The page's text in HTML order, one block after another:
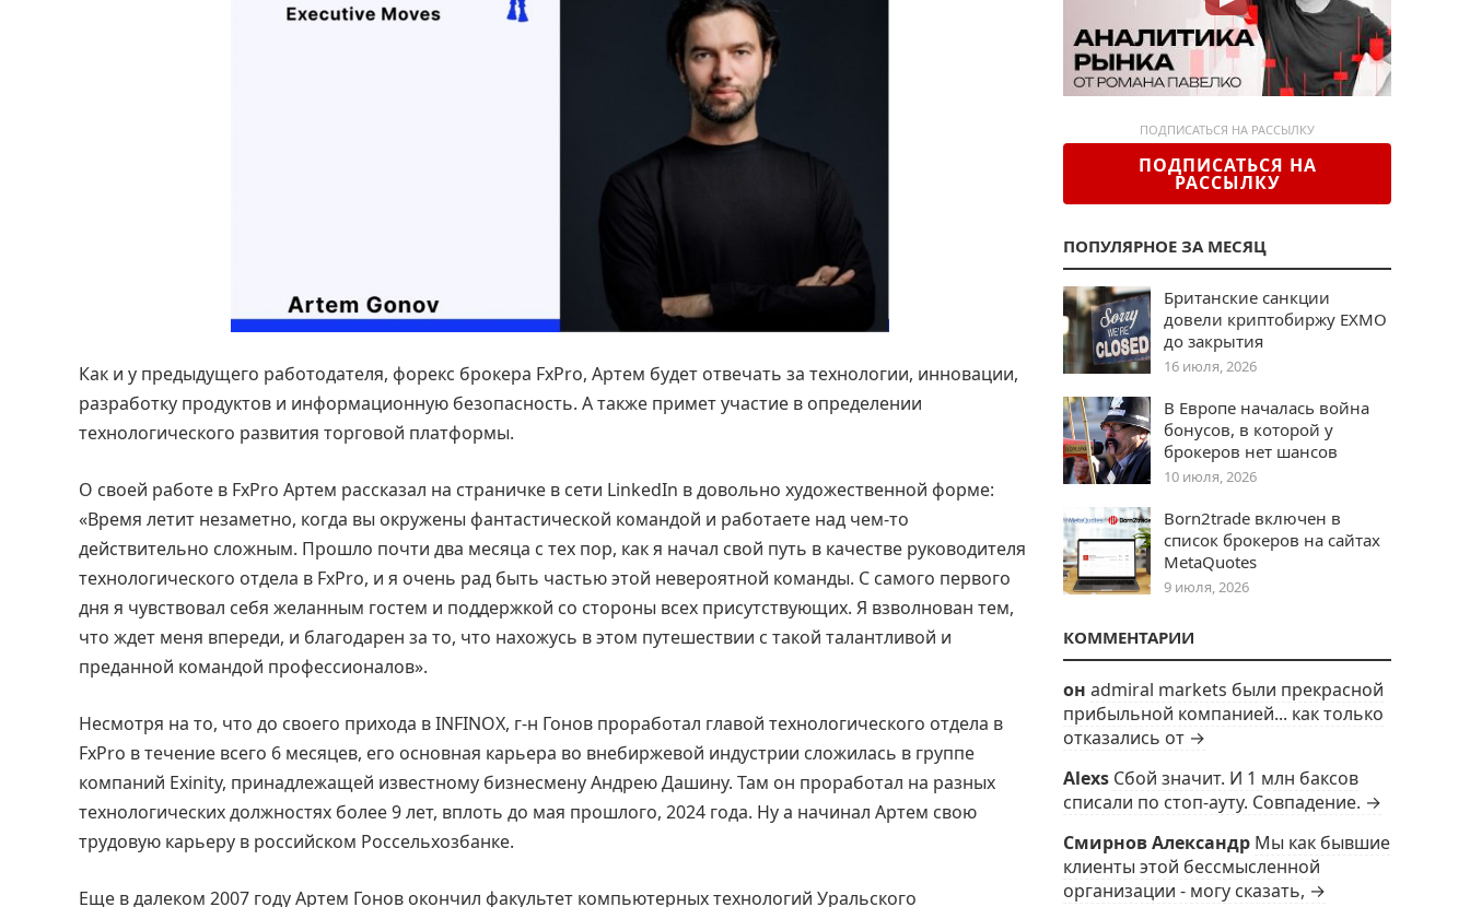
Как и у предыдущего работодателя, форекс брокера FxPro, Артем будет отвечать за технологии, инновации,
разработку продуктов и информационную безопасность. А также примет участие в определении
технологического развития торговой платформы.
О своей работе в FxPro Артем рассказал на страничке в сети LinkedIn в довольно художественной форме:
«Время летит незаметно, когда вы окружены фантастической командой и работаете над чем-то
действительно сложным. Прошло почти два месяца с тех пор, как я начал свой путь в качестве руководителя
технологического отдела в FxPro, и я очень рад быть частью этой невероятной команды. С самого первого
дня я чувствовал себя желанным гостем и поддержкой со стороны всех присутствующих. Я взволнован тем,
что ждет меня впереди, и благодарен за то, что нахожусь в этом путешествии с такой талантливой и
преданной командой профессионалов».
Несмотря на то, что до своего прихода в INFINOX, г-н Гонов проработал главой технологического отдела в
FxPro в течение всего 6 месяцев, его основная карьера во внебиржевой индустрии сложилась в группе
компаний Exinity, принадлежащей известному бизнесмену Андрею Дашину. Там он проработал на разных
технологических должностях более 9 лет, вплоть до мая прошлого, 2024 года. Ну а начинал Артем свою
трудовую карьеру в российском Россельхозбанке.
Еще в далеком 2007 году Артем Гонов окончил факультет компьютерных технологий Уральского
ПОДПИСАТЬСЯ НА РАССЫЛКУ
ПОДПИСАТЬСЯ НА
РАССЫЛКУ
ПОПУЛЯРНОЕ ЗА МЕСЯЦ
Британские санкции
довели криптобиржу EXMO
до закрытия
16 июля, 2026
В Европе началась война
бонусов, в которой у
брокеров нет шансов
10 июля, 2026
Born2trade включен в
список брокеров на сайтах
MetaQuotes
9 июля, 2026
КОММЕНТАРИИ
он admiral markets были прекрасной
прибыльной компанией... как только
отказались от →
Alexs Сбой значит. И 1 млн баксов
списали по стоп-ауту. Совпадение. →
Смирнов Александр Мы как бывшие
клиенты этой бессмысленной
организации - могу сказать, →